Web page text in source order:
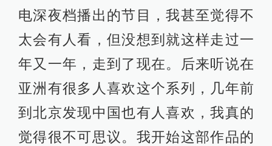
电深夜档播出的节目，我甚至觉得不
太会有人看，但没想到就这样走过一
年又一年，走到了现在。后来听说在
亚洲有很多人喜欢这个系列，几年前
到北京发现中国也有人喜欢，我真的
觉得很不可思议。我开始这部作品的